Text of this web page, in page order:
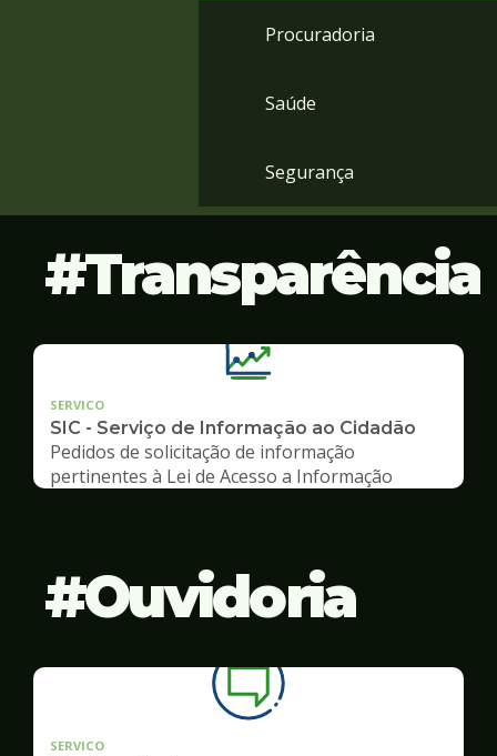
Procuradoria
Saúde
Segurança
Transparência
SERVICO
SIC - Serviço de Informação ao Cidadão
Pedidos de solicitação de informação
pertinentes à Lei de Acesso a Informação
Ouvidoria
SERVICO